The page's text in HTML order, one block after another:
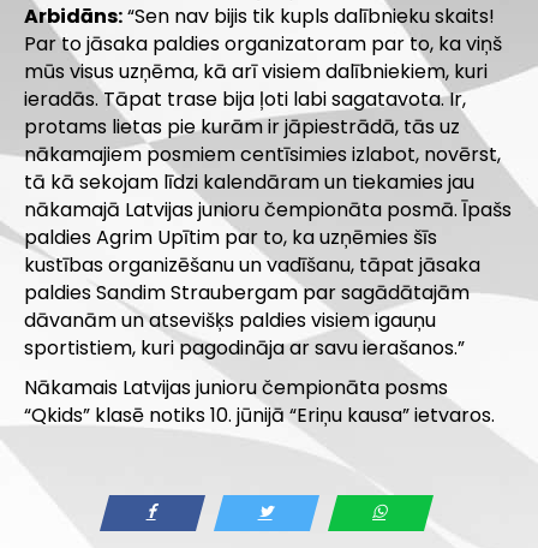
Arbidāns:“Sen nav bijis tik kupls dalībnieku skaits!
Par to jāsaka paldies organizatoram par to, ka viņš
mūs visus uzņēma, kā arī visiem dalībniekiem, kuri
ieradās. Tāpat trase bija ļoti labi sagatavota. Ir,
protams lietas pie kurām ir jāpiestrādā, tās uz
nākamajiem posmiem centīsimies izlabot, novērst,
tā kā sekojam līdzi kalendāram un tiekamies jau
nākamajā Latvijas junioru čempionāta posmā. Īpašs
paldies Agrim Upītim par to, ka uzņēmies šīs
kustības organizēšanu un vadīšanu, tāpat jāsaka
paldies Sandim Straubergam par sagādātajām
dāvanām un atsevišķs paldies visiem igauņu
sportistiem, kuri pagodināja ar savu ierašanos.”
Nākamais Latvijas junioru čempionāta posms
“Qkids” klasē notiks 10. jūnijā “Eriņu kausa” ietvaros.